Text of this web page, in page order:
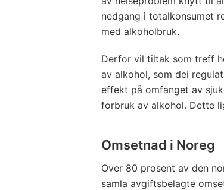
nedgang i totalkonsumet
med alkoholbruk.
Derfor vil tiltak som treff
av alkohol, som dei
effekt på omfanget av
forbruk av alkohol. Dette
Omsetnad i Noreg
Over 80 prosent av den
samla avgiftsbelagte